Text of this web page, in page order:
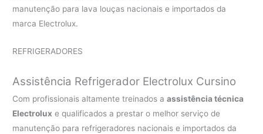
manutenção para lava louças nacionais e importados da
marca Electrolux.
REFRIGERADORES
Assistência Refrigerador Electrolux Cursino
Com profissionais altamente treinados aassistência técnica
Electrolux e qualificados a prestar o melhor serviço de
manutenção para refrigeradores nacionais e importados da